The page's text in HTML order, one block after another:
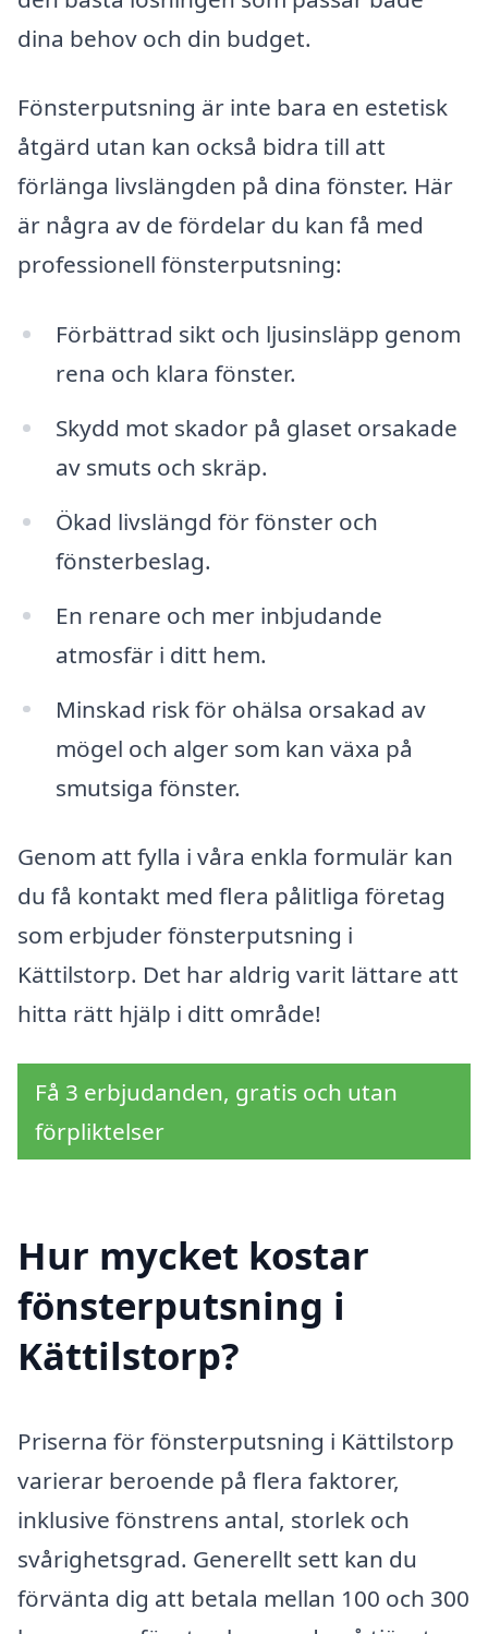
dina behov och din budget.
Fönsterputsning är inte bara en estetisk
åtgärd utan kan också bidra till att
förlänga livslängden på dina fönster. Här
är några av de fördelar du kan få med
professionell fönsterputsning:
Förbättrad sikt och ljusinsläpp genom
rena och klara fönster.
Skydd mot skador på glaset orsakade
av smuts och skräp.
Ökad livslängd för fönster och
fönsterbeslag.
En renare och mer inbjudande
atmosfär i ditt hem.
Minskad risk för ohälsa orsakad av
mögel och alger som kan växa på
smutsiga fönster.
Genom att fylla i våra enkla formulär kan
du få kontakt med flera pålitliga företag
som erbjuder fönsterputsning i
Kättilstorp. Det har aldrig varit lättare att
hitta rätt hjälp i ditt område!
Få 3 erbjudanden, gratis och utan
förpliktelser
Hur mycket kostar
fönsterputsning i
Kättilstorp?
Priserna för fönsterputsning i Kättilstorp
varierar beroende på flera faktorer,
inklusive fönstrens antal, storlek och
svårighetsgrad. Generellt sett kan du
förvänta dig att betala mellan 100 och 300